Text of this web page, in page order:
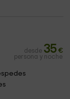
desde 35 €
persona y noche